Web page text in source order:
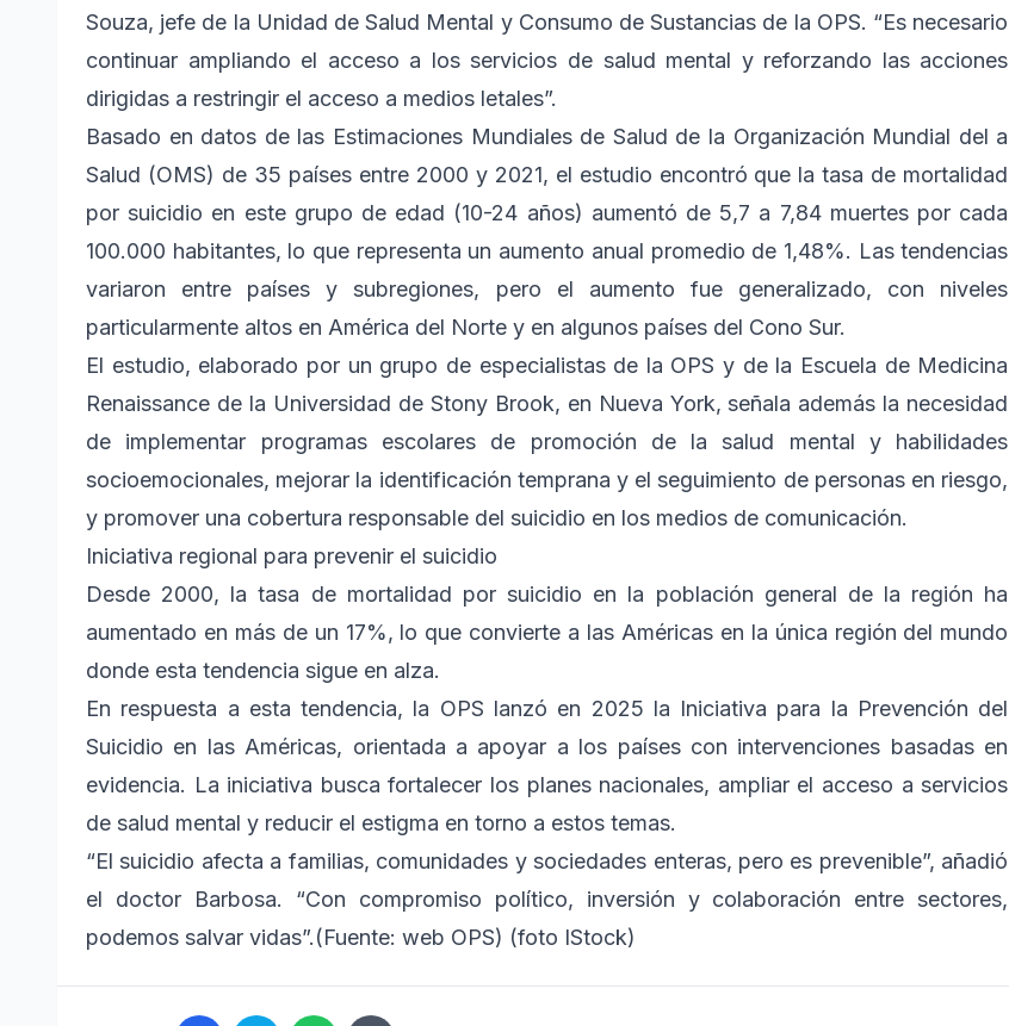
Souza, jefe de la Unidad de Salud Mental y Consumo de Sustancias de la OPS. “Es necesario
continuar ampliando el acceso a los servicios de salud mental y reforzando las acciones
dirigidas a restringir el acceso a medios letales”.
Basado en datos de las Estimaciones Mundiales de Salud de la Organización Mundial del a
Salud (OMS) de 35 países entre 2000 y 2021, el estudio encontró que la tasa de mortalidad
por suicidio en este grupo de edad (10-24 años) aumentó de 5,7 a 7,84 muertes por cada
100.000 habitantes, lo que representa un aumento anual promedio de 1,48%. Las tendencias
variaron entre países y subregiones, pero el aumento fue generalizado, con niveles
particularmente altos en América del Norte y en algunos países del Cono Sur.
El estudio, elaborado por un grupo de especialistas de la OPS y de la Escuela de Medicina
Renaissance de la Universidad de Stony Brook, en Nueva York, señala además la necesidad
de implementar programas escolares de promoción de la salud mental y habilidades
socioemocionales, mejorar la identificación temprana y el seguimiento de personas en riesgo,
y promover una cobertura responsable del suicidio en los medios de comunicación.
Iniciativa regional para prevenir el suicidio
Desde 2000, la tasa de mortalidad por suicidio en la población general de la región ha
aumentado en más de un 17%, lo que convierte a las Américas en la única región del mundo
donde esta tendencia sigue en alza.
En respuesta a esta tendencia, la OPS lanzó en 2025 la Iniciativa para la Prevención del
Suicidio en las Américas, orientada a apoyar a los países con intervenciones basadas en
evidencia. La iniciativa busca fortalecer los planes nacionales, ampliar el acceso a servicios
de salud mental y reducir el estigma en torno a estos temas.
“El suicidio afecta a familias, comunidades y sociedades enteras, pero es prevenible”, añadió
el doctor Barbosa. “Con compromiso político, inversión y colaboración entre sectores,
podemos salvar vidas”.(Fuente: web OPS) (foto IStock)